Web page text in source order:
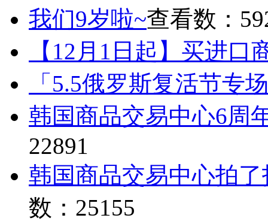
我们9岁啦~查看数：
【12月1日起】买进口
「5.5俄罗斯复活节专
韩国商品交易中心6周
22891
韩国商品交易中心拍
数：25155